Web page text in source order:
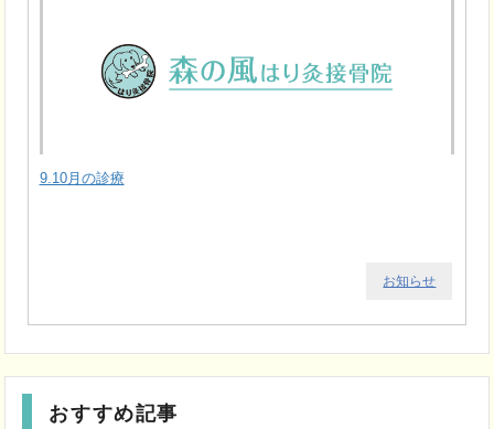
9.10月の診療
お知らせ
おすすめ記事